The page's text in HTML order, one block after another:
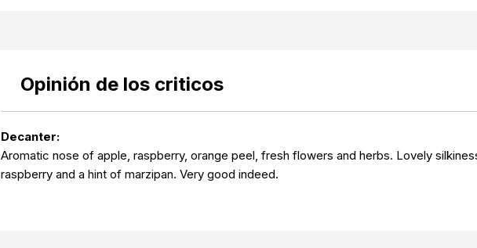
Opinión de los criticos
Decanter:
Aromatic nose of apple, raspberry, orange peel, fresh flowers and herbs. Lovely
raspberry and a hint of marzipan. Very good indeed.